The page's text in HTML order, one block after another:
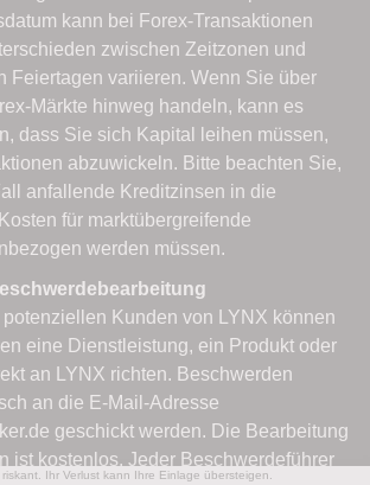
Ihr Verlust kann Ihre Einlage übersteigen.